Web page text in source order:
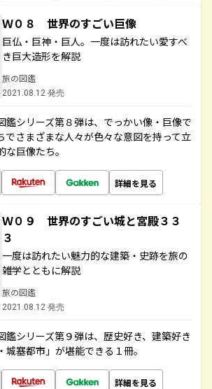
Ｗ０８ 世界のすごい巨像
巨仏・巨神・巨人。一度は訪れたい愛すべ
き巨大造形を解説
旅の図鑑
2021.08.12 発売
鑑シリーズ第８弾は、でっかい像・巨像で
でさまざまな人々が色々な意図を持って立
巨像たち。
詳細を見る
Ｗ０９ 世界のすごい城と宮殿３３
３
一度は訪れたい魅力的な建築・史跡を旅の
雑学とともに解説
旅の図鑑
2021.08.12 発売
鑑シリーズ第９弾は、歴史好き、建築好き
塞都市」が堪能できる１冊。
詳細を見る